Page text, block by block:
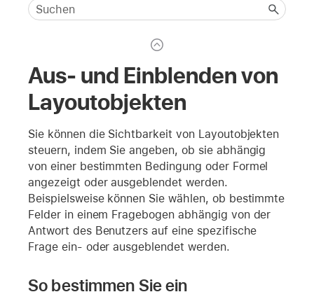
Aus- und Einblenden von
Layoutobjekten
Sie können die Sichtbarkeit von Layoutobjekten
steuern, indem Sie angeben, ob sie abhängig
von einer bestimmten Bedingung oder Formel
angezeigt oder ausgeblendet werden.
Beispielsweise können Sie wählen, ob bestimmte
Felder in einem Fragebogen abhängig von der
Antwort des Benutzers auf eine spezifische
Frage ein- oder ausgeblendet werden.
So bestimmen Sie ein